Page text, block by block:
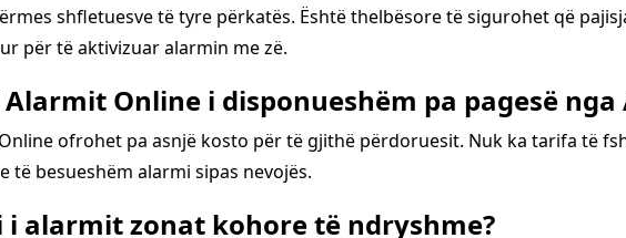
shfletuesve të tyre përkatës. Është thelbësore të sigurohet që
për të aktivizuar alarmin me zë.
Online i disponueshëm pa pagesë
ofrohet pa asnjë kosto për të gjithë përdoruesit. Nuk ka tarifa të
të besueshëm alarmi sipas nevojës.
alarmit zonat kohore të ndryshme?